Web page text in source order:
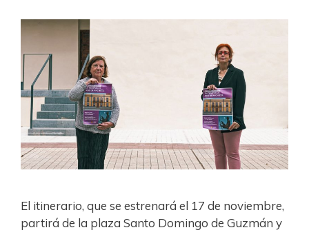
El itinerario, que se estrenará el 17 de noviembre,
partirá de la plaza Santo Domingo de Guzmán y